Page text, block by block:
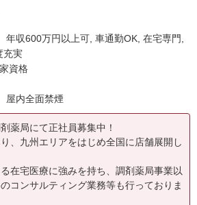
年収600万円以上可, 車通勤OK, 在宅専門,
充実
資格
屋内全面禁煙
薬局にて正社員募集中！
、九州エリアをはじめ全国に店舗展開し
在宅医療に強みを持ち、調剤薬局事業以
コンサルティング業務等も行っておりま